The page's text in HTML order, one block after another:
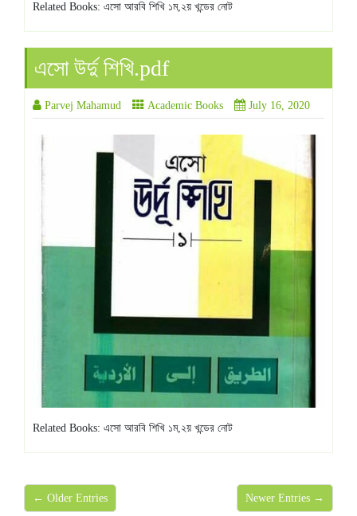
Related Books: এসো আরবি শিখি ১ম,২য় খন্ডের নোট
এসো উর্দু শিখি.pdf
Parvej Mahamud Academic Books July 16, 2020
Related Books: এসো আরবি শিখি ১ম,২য় খন্ডের নোট
← Older Entries Newer Entries →